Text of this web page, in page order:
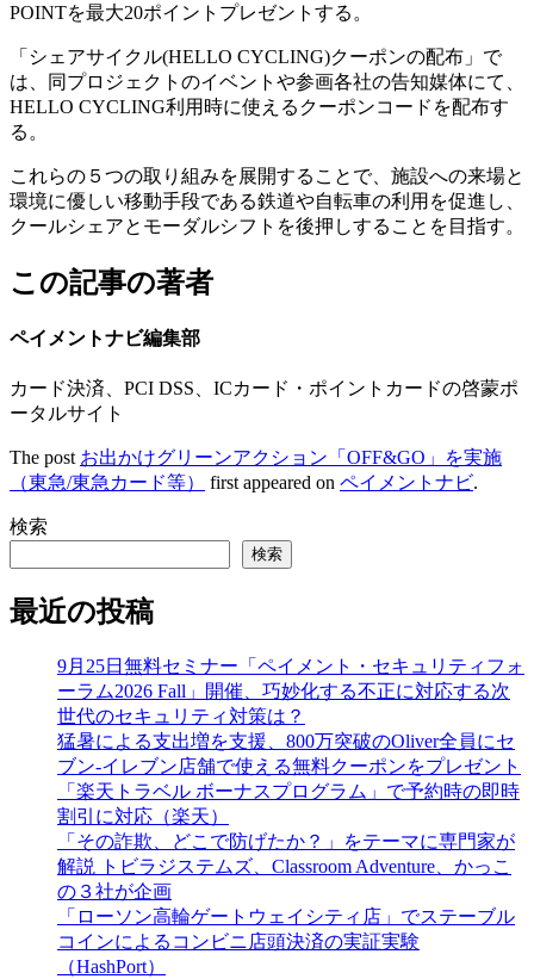
POINTを最大20ポイントプレゼントする。
「シェアサイクル(HELLO CYCLING)クーポンの配布」で
は、同プロジェクトのイベントや参画各社の告知媒体にて、
HELLO CYCLING利用時に使えるクーポンコードを配布す
る。
これらの５つの取り組みを展開することで、施設への来場と
環境に優しい移動手段である鉄道や自転車の利用を促進し、
クールシェアとモーダルシフトを後押しすることを目指す。
この記事の著者
ペイメントナビ編集部
カード決済、PCI DSS、ICカード・ポイントカードの啓蒙ポ
ータルサイト
The post お出かけグリーンアクション「OFF&GO」を実施
（東急/東急カード等）
first appeared on ペイメントナビ.
検索
検索
最近の投稿
9月25日無料セミナー「ペイメント・セキュリティフォ
ーラム2026 Fall」開催、巧妙化する不正に対応する次
世代のセキュリティ対策は？
猛暑による支出増を支援、800万突破のOliver全員にセ
ブン‐イレブン店舗で使える無料クーポンをプレゼント
「楽天トラベル ボーナスプログラム」で予約時の即時
割引に対応（楽天）
「その詐欺、どこで防げたか？」をテーマに専門家が
解説 トビラジステムズ、Classroom Adventure、かっこ
の３社が企画
「ローソン高輪ゲートウェイシティ店」でステーブル
コインによるコンビニ店頭決済の実証実験
（HashPort）